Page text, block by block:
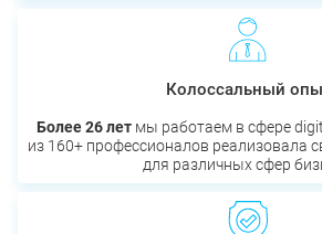
Колоссальный
Более 26 летмы работаем в сфере
из 160+ профессионалов реализовала
для различных сфер